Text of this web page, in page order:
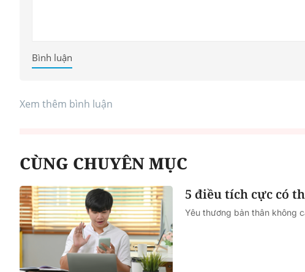
Bình luận
Xem thêm bình luận
CÙNG CHUYÊN MỤC
5 điều tích cực có
Yêu thương bản thân không